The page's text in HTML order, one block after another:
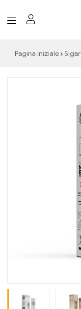
Pagina iniziale